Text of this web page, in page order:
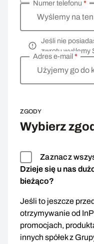
Wyślemy na
Numer telefonu *
Jeśli nie
zwrotu wyślemy
Użyjemy go do
Adres e-mail *
ZGODY
Wybierz
Zaznacz
Dzieje się u nas
bieżąco?
Jeśli to jeszcze
otrzymywanie od
promocjach,
innych spółek z